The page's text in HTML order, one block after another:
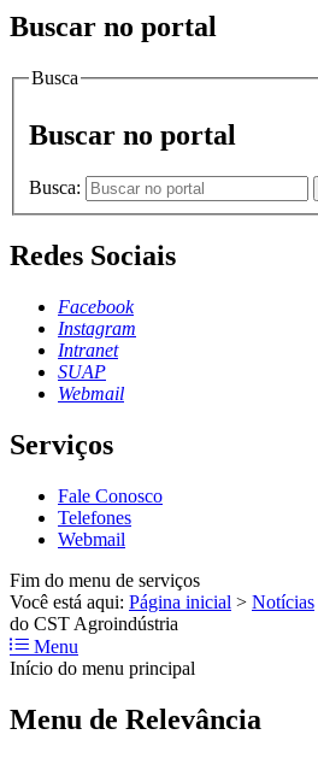
Buscar no portal
Busca
Buscar no portal
Busca:
Redes Sociais
Facebook
Instagram
Intranet
SUAP
Webmail
Serviços
Fale Conosco
Telefones
Webmail
Fim do menu de serviços
Você está aqui: Página inicial > Notícias
do CST Agroindústria
Menu
Início do menu principal
Menu de Relevância